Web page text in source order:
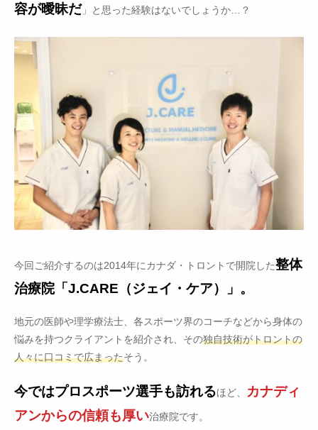
容が曖昧だ 」と思った経験はないでしょうか…？
今回ご紹介するのは2014年にカナダ・トロントで開院した整体
治療院「J.CARE（ジェイ・ケア）」。
地元の医師や理学療法士、各スポーツ界のコーチなどから身体の
悩みを持つクライアントを紹介され、その独自技術がトロントの
人々に口コミで広まったそう。
今ではプロスポーツ選手も訪れるほど、
カナディ
アンからの信頼も厚い治療院です。